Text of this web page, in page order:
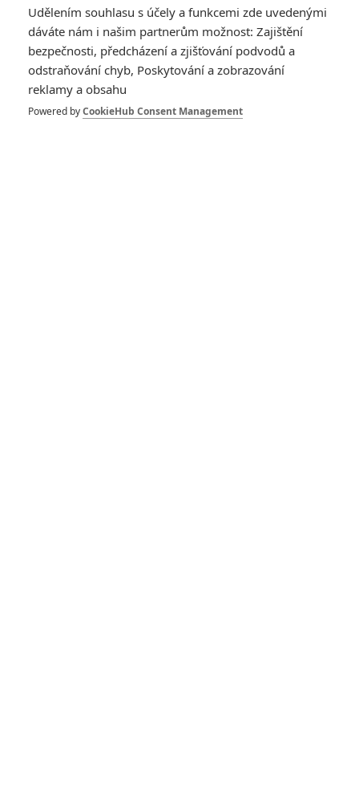
Udělením souhlasu s účely a funkcemi zde uvedenými
dáváte nám i našim partnerům možnost: Zajištění
bezpečnosti, předcházení a zjišťování podvodů a
odstraňování chyb, Poskytování a zobrazování
reklamy a obsahu
Powered byCookieHub Consent Management